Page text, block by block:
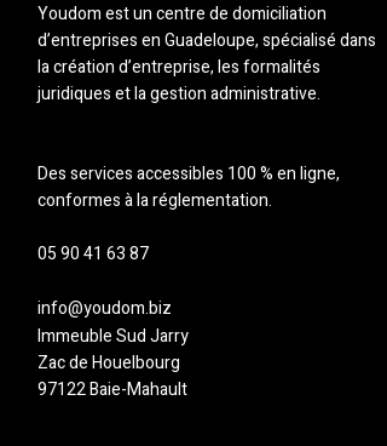
Youdom est un centre de domiciliation
d’entreprises en Guadeloupe, spécialisé dans
la création d’entreprise, les formalités
juridiques et la gestion administrative.
Des services accessibles 100 % en ligne,
conformes à la réglementation.
05 90 41 63 87
info@youdom.biz
Immeuble Sud Jarry
Zac de Houelbourg
97122 Baie-Mahault